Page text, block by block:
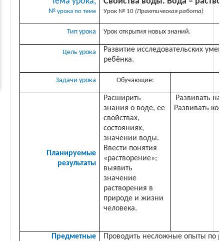
№ урока по теме Урок № 10 (Практическая работа)
Тип урока Урок открытия новых знаний.
Цель урока
Развитие исследовательских
ребёнка.
Задачи урока Обучающие:
Планируемые
результаты
Расширить
знания о воде, ее
свойствах,
состояниях,
значении воды.
Ввести понятия
«растворение»;
выявить
значение
растворения в
природе и жизни
человека.
Развивать
Развивать
Предметные
Проводить несложные опыты по